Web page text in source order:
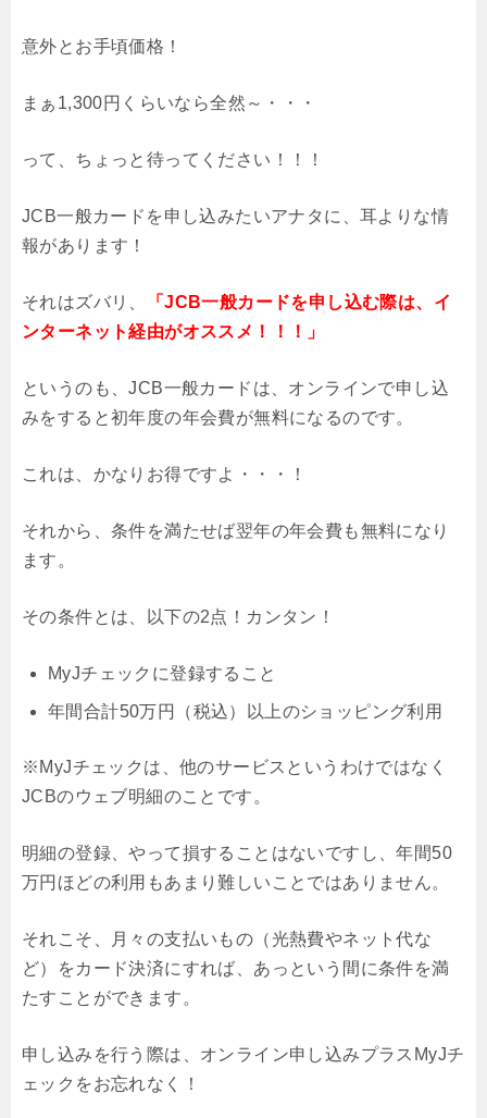
意外とお手頃価格！
まぁ1,300円くらいなら全然～・・・
って、ちょっと待ってください！！！
JCB一般カードを申し込みたいアナタに、耳よりな情
報があります！
それはズバリ、
「JCB一般カードを申し込む際は、イ
ンターネット経由がオススメ！！！」
というのも、JCB一般カードは、オンラインで申し込
みをすると初年度の年会費が無料になるのです。
これは、かなりお得ですよ・・・！
それから、条件を満たせば翌年の年会費も無料になり
ます。
その条件とは、以下の2点！カンタン！
MyJチェックに登録すること
年間合計50万円（税込）以上のショッピング利用
※MyJチェックは、他のサービスというわけではなく
JCBのウェブ明細のことです。
明細の登録、やって損することはないですし、年間50
万円ほどの利用もあまり難しいことではありません。
それこそ、月々の支払いもの（光熱費やネット代な
ど）をカード決済にすれば、あっという間に条件を満
たすことができます。
申し込みを行う際は、オンライン申し込みプラスMyJチ
ェックをお忘れなく！